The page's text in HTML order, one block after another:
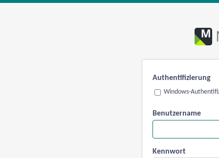
Authentifizierung
Windows-
Benutzername
Kennwort